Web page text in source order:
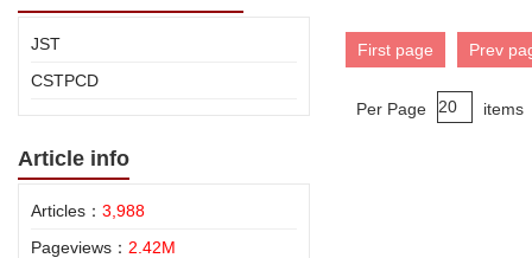
JST
CSTPCD
Article info
Articles： 3,988
Pageviews： 2.42M
First page Prev
Per Page items